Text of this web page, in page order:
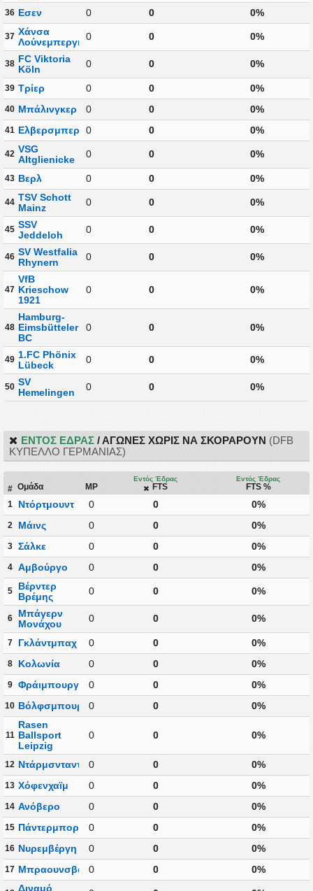
36 Εσεν 0 0 0%
37 Χάνσα
Λούνεμπεργκ
0 0 0%
38 FC Viktoria
Köln
0 0 0%
39 Τρίερ 0 0 0%
40 Μπάλινγκερ 0 0 0%
41 Ελβερσμπεργκ
0 0 0%
42 VSG
Altglienicke
0 0 0%
43 Βερλ 0 0 0%
44 TSV Schott
Mainz
0 0 0%
45 SSV
Jeddeloh
0 0 0%
46 SV Westfalia
Rhynern
0 0 0%
47
VfB
Krieschow
1921
0 0 0%
48
Hamburg-
Eimsbütteler
BC
0 0 0%
49 1.FC Phönix
Lübeck
0 0 0%
50 SV
Hemelingen
0 0 0%
ΕΝΤΌΣ ΈΔΡΑΣ/ ΑΓΏΝΕΣ ΧΩΡΊΣ ΝΑ ΣΚΟΡΆΡΟΥΝ (DFB
ΚΎΠΕΛΛΟ ΓΕΡΜΑΝΊΑΣ)
# Ομάδα MP
Εντός Έδρας
FTS
Εντός Έδρας
FTS %
1
Ντόρτμουντ 0 0 0%
2 Μάινς 0 0 0%
3 Σάλκε 0 0 0%
4 Αμβούργο 0 0 0%
5
Βέρντερ
Βρέμης
0 0 0%
6
Μπάγερν
Μονάχου
0 0 0%
7 Γκλάντμπαχ 0 0 0%
8 Κολωνία 0 0 0%
9 Φράιμπουργκ 0 0 0%
10 Βόλφσμπουργκ
0 0 0%
11
Rasen
Ballsport
Leipzig
0 0 0%
12 Ντάρμσνταντ 0 0 0%
13 Χόφενχαϊμ 0 0 0%
14 Ανόβερο 0 0 0%
15 Πάντερμπορν 0 0 0%
16 Νυρεμβέργη 0 0 0%
17 Μπραουνσβάιγκ
0 0 0%
Διναμό